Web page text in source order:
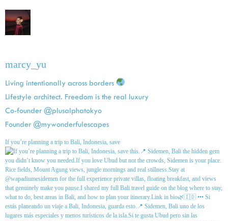
marcy_yu
Living intentionally across borders
Lifestyle architect. Freedom is the real luxury
Co-founder @plusalphatokyo
Founder @mywonderfulescapes
If you’re planning a trip to Bali, Indonesia, save